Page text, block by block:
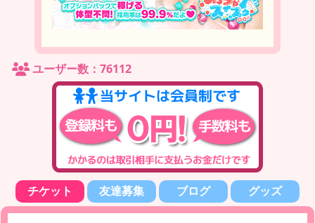
ユーザー数：76112
チケット 友達募集 ブログ グッズ